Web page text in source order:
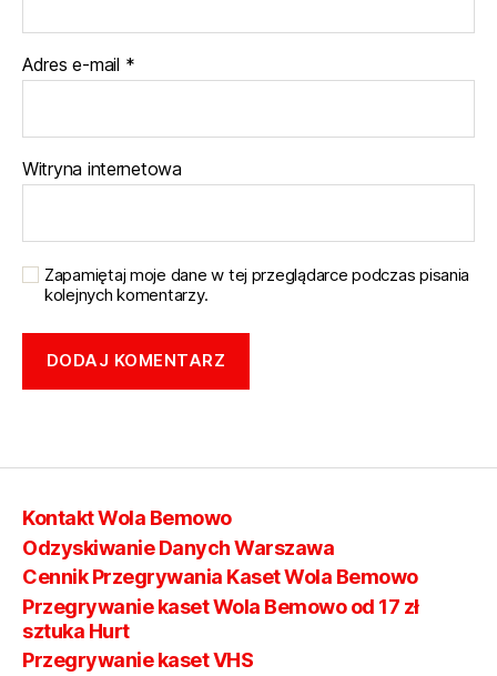
Adres e-mail *
Witryna internetowa
Zapamiętaj moje dane w tej przeglądarce podczas pisania
kolejnych komentarzy.
Kontakt Wola Bemowo
Odzyskiwanie Danych Warszawa
Cennik Przegrywania Kaset Wola Bemowo
Przegrywanie kaset Wola Bemowo od 17 zł
sztuka Hurt
Przegrywanie kaset VHS